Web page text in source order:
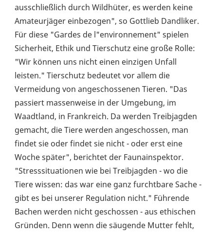
ausschließlich durch Wildhüter, es werden keine
Amateurjäger einbezogen", so Gottlieb Dandliker.
Für diese "Gardes de l"environnement" spielen
Sicherheit, Ethik und Tierschutz eine große Rolle:
"Wir können uns nicht einen einzigen Unfall
leisten." Tierschutz bedeutet vor allem die
Vermeidung von angeschossenen Tieren. "Das
passiert massenweise in der Umgebung, im
Waadtland, in Frankreich. Da werden Treibjagden
gemacht, die Tiere werden angeschossen, man
findet sie oder findet sie nicht - oder erst eine
Woche später", berichtet der Faunainspektor.
"Stresssituationen wie bei Treibjagden - wo die
Tiere wissen: das war eine ganz furchtbare Sache -
gibt es bei unserer Regulation nicht." Führende
Bachen werden nicht geschossen - aus ethischen
Gründen. Denn wenn die säugende Mutter fehlt,